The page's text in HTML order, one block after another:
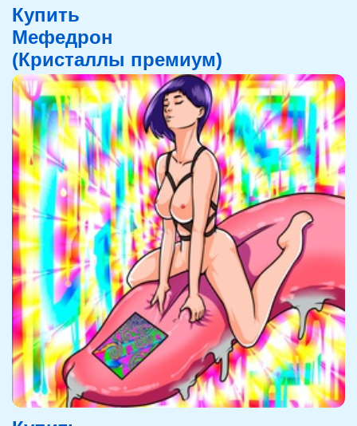
Купить
Мефедрон
(Кристаллы премиум)